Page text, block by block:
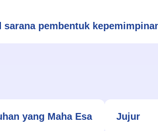
sarana pembentuk
yang Maha Esa Jujur